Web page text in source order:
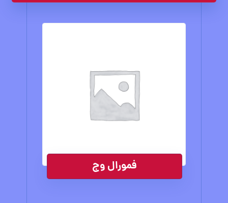
فمورال وج